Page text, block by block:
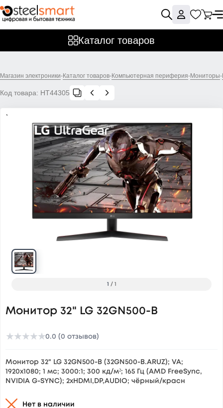
Каталог товаров
Магазин электроники-Каталог товаров-Компьютерная периферия-Мониторы-
Код товара: НТ44305
1 / 1
Монитор 32" LG 32GN500-B
★★★★★0.0 (0 отзывов)
Монитор 32" LG 32GN500-B (32GN500-B.ARUZ); VA;
1920x1080; 1 мс; 3000:1; 300 кд/м²; 165 Гц (AMD FreeSync,
NVIDIA G-SYNC); 2xHDMI,DP,AUDIO; чёрный/красн
Нет в наличии